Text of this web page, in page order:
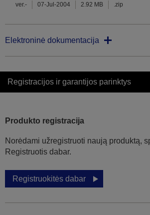
ver.- 07-Jul-2004 2.92 MB .zip
Elektroninė dokumentacija
Registracijos ir garantijos parinktys
Produkto registracija
Norėdami užregistruoti naują produktą,
Registruotis dabar.
Registruokitės dabar